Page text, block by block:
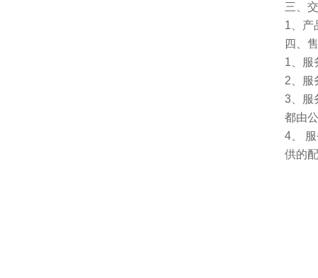
三、
1、产
四、
1、服
2、服
3、服
都由
4、
供的